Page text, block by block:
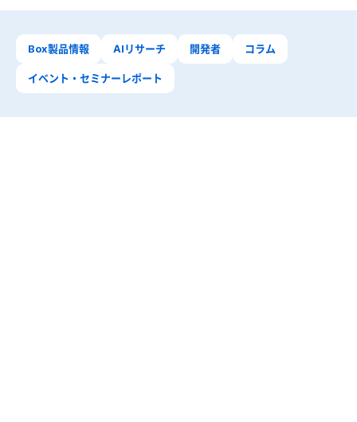
Box製品情報 AIリサーチ 開発者 コラム
イベント・セミナーレポート